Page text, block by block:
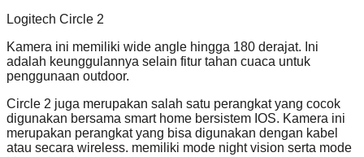
Logitech Circle 2
Kamera ini memiliki wide angle hingga 180 derajat. Ini
adalah keunggulannya selain fitur tahan cuaca untuk
penggunaan outdoor.
Circle 2 juga merupakan salah satu perangkat yang cocok
digunakan bersama smart home bersistem IOS. Kamera ini
merupakan perangkat yang bisa digunakan dengan kabel
atau secara wireless. memiliki mode night vision serta mode